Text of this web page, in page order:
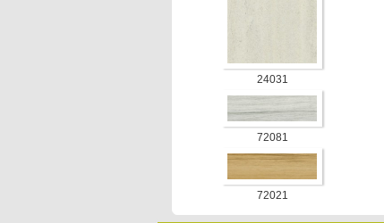
24031
72081
72021